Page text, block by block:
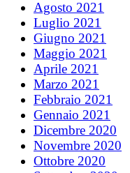
Agosto 2021
Luglio 2021
Giugno 2021
Maggio 2021
Aprile 2021
Marzo 2021
Febbraio 2021
Gennaio 2021
Dicembre 2020
Novembre 2020
Ottobre 2020